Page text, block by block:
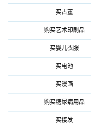
买古董
购买艺术印刷品
买婴儿衣服
买电池
买漫画
购买糖尿病用品
买接发